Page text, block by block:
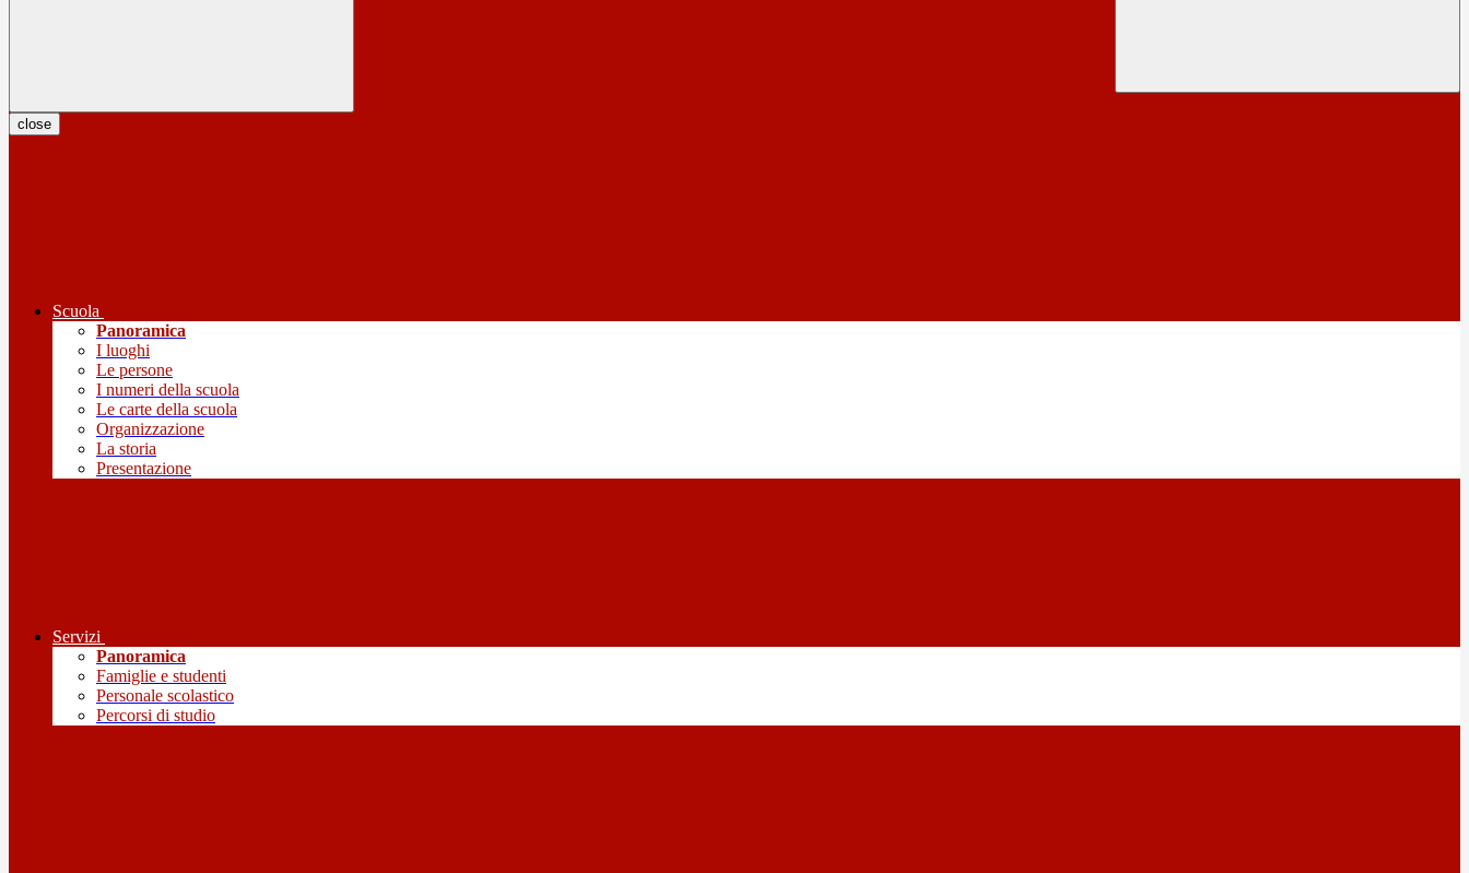
close
Scuola
Panoramica
I luoghi
Le persone
I numeri della scuola
Le carte della scuola
Organizzazione
La storia
Presentazione
Servizi
Panoramica
Famiglie e studenti
Personale scolastico
Percorsi di studio